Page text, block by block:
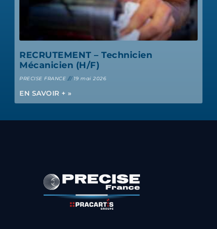
RECRUTEMENT – Technicien
Mécanicien (H/F)
PRECISE FRANCE 19 mai 2026
EN SAVOIR + »